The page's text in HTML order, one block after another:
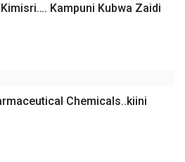
Kampuni Kubwa Zaidi
Chemicals..kiini